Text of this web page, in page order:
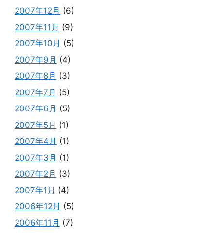
2007年12月 (6)
2007年11月 (9)
2007年10月 (5)
2007年9月 (4)
2007年8月 (3)
2007年7月 (5)
2007年6月 (5)
2007年5月 (1)
2007年4月 (1)
2007年3月 (1)
2007年2月 (3)
2007年1月 (4)
2006年12月 (5)
2006年11月 (7)